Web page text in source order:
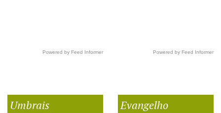
Powered by Feed Informer Powered by Feed Informer
Umbrais Evangelho